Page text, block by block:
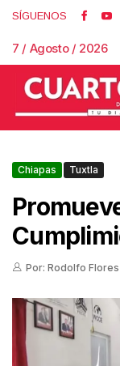
SÍGUENOS
7 / Agosto / 2026
Chiapas Tuxtla
Por: Rodolfo Flores